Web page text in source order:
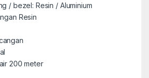
/ bezel: Resin / Aluminium
Resin
200 meter